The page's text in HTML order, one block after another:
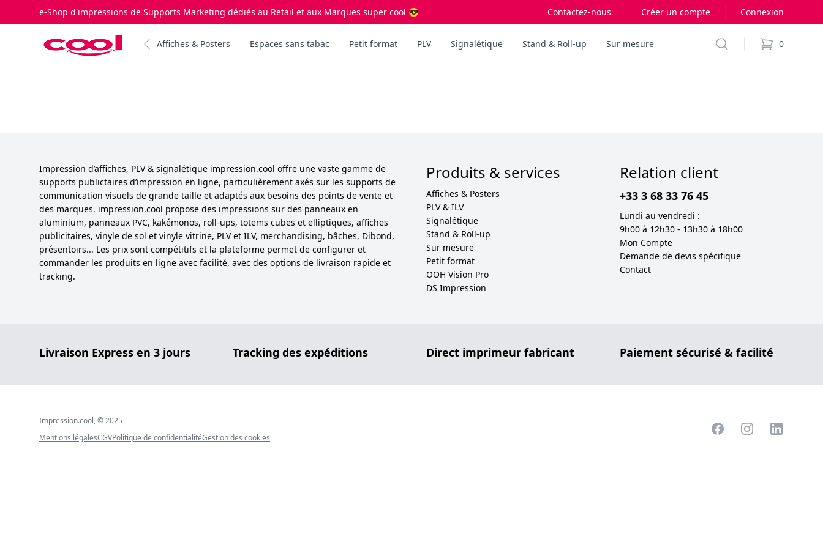
e-Shop d'impressions de Supports Marketing dédiés au Retail et aux Marques super cool 😎 Contactez-nous Créer un compte Connexion
Impression.cool
Affiches & Posters Espaces sans tabac Petit format PLV Signalétique Stand & Roll-up Sur mesure Search 0
items in cart,
Impression d’affiches, PLV & signalétique impression.cool offre une vaste gamme de
supports publictaires d’impression en ligne, particulièrement axés sur les supports de
communication visuels de grande taille et adaptés aux besoins des points de vente et
des marques. impression.cool propose des impressions sur des panneaux en
aluminium, panneaux PVC, kakémonos, roll-ups, totems cubes et elliptiques, affiches
publicitaires, vinyle de sol et vinyle vitrine, PLV et ILV, merchandising, bâches, Dibond,
présentoirs... Les prix sont compétitifs et la plateforme permet de configurer et
commander les produits en ligne avec facilité, avec des options de livraison rapide et
tracking.
Produits & services
Affiches & Posters
PLV & ILV
Signalétique
Stand & Roll-up
Sur mesure
Petit format
OOH Vision Pro
DS Impression
Relation client
+33 3 68 33 76 45
Lundi au vendredi :
9h00 à 12h30 - 13h30 à 18h00
Mon Compte
Demande de devis spécifique
Contact
Livraison Express en 3 jours Tracking des expéditions Direct imprimeur fabricant Paiement sécurisé & facilité
FacebookInstagramLinkedIn
Impression.cool, © 2025
Mentions légalesCGVPolitique de confidentialitéGestion des cookies